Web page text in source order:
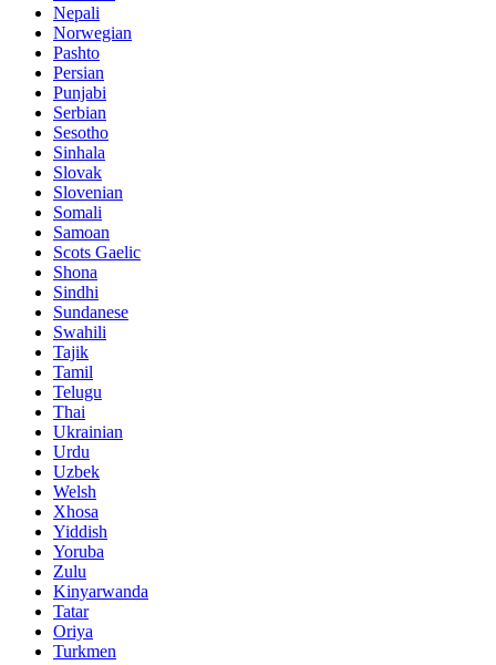
Nepali
Norwegian
Pashto
Persian
Punjabi
Serbian
Sesotho
Sinhala
Slovak
Slovenian
Somali
Samoan
Scots Gaelic
Shona
Sindhi
Sundanese
Swahili
Tajik
Tamil
Telugu
Thai
Ukrainian
Urdu
Uzbek
Welsh
Xhosa
Yiddish
Yoruba
Zulu
Kinyarwanda
Tatar
Oriya
Turkmen